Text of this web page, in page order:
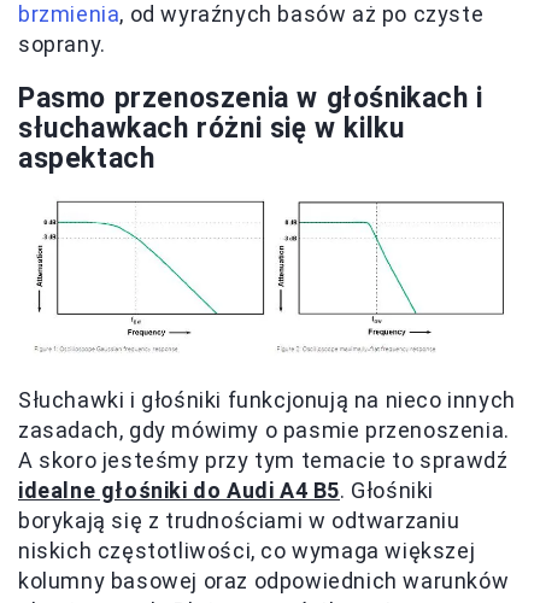
brzmienia, od wyraźnych basów aż po czyste
soprany.
Pasmo przenoszenia w głośnikach i
słuchawkach różni się w kilku
aspektach
Słuchawki i głośniki funkcjonują na nieco innych
zasadach, gdy mówimy o pasmie przenoszenia.
A skoro jesteśmy przy tym temacie to sprawdź
idealne głośniki do Audi A4 B5. Głośniki
borykają się z trudnościami w odtwarzaniu
niskich częstotliwości, co wymaga większej
kolumny basowej oraz odpowiednich warunków